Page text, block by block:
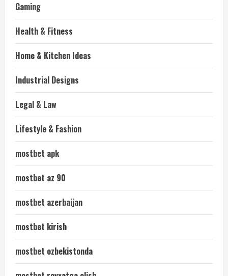
Gaming
Health & Fitness
Home & Kitchen Ideas
Industrial Designs
Legal & Law
Lifestyle & Fashion
mostbet apk
mostbet az 90
mostbet azerbaijan
mostbet kirish
mostbet ozbekistonda